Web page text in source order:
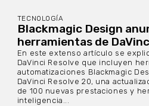
TECNOLOGÍA
Blackmagic Design
herramientas de
En este extenso artículo se
DaVinci Resolve que incluyen
automatizaciones Blackmagic
DaVinci Resolve 20, una
de 100 nuevas prestaciones y
inteligencia...